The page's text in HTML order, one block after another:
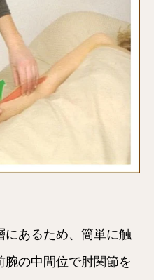
にあるため、簡単に触
の中間位で肘関節を